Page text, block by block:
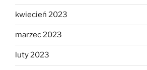
kwiecień 2023
marzec 2023
luty 2023